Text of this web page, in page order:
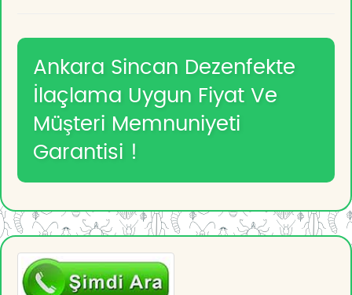
Ankara Sincan Dezenfekte
İlaçlama Uygun Fiyat Ve
Müşteri Memnuniyeti
Garantisi !